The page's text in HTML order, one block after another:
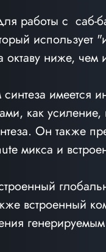
работы с
ниже, чем
имеется
как
Он также
микса и
встроенный